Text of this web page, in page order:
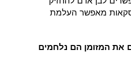
מאפשר העלמת
המזומן הם נלחמים